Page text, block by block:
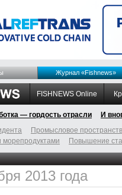
Журнал «Fishnews»
FISHNEWS Online
— гордость отрасли И
Промысловое
морепродуктами
Повышение
2013 года